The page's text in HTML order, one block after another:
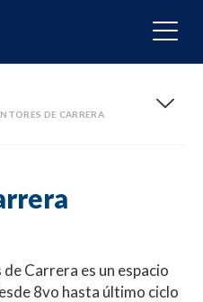
DE CARRERA
Carrera es un espacio
8vo hasta último ciclo